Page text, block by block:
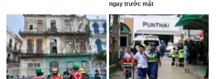
ngay trước mặt